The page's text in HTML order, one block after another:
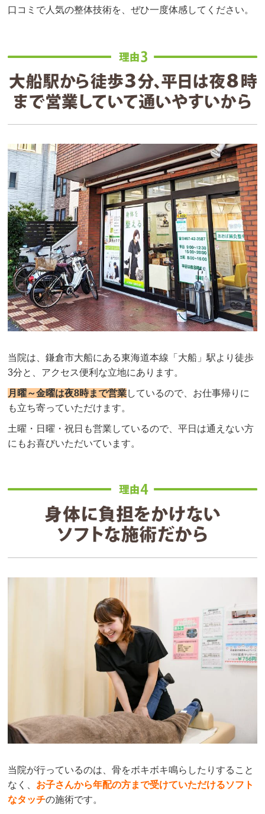
口コミで人気の整体技術を、ぜひ一度体感してください。
当院は、鎌倉市大船にある東海道本線「大船」駅より徒歩
3分と、アクセス便利な立地にあります。
月曜～金曜は夜8時まで営業しているので、お仕事帰りに
も立ち寄っていただけます。
土曜・日曜・祝日も営業しているので、平日は通えない方
にもお喜びいただいています。
当院が行っているのは、骨をボキボキ鳴らしたりすること
なく、 お子さんから年配の方まで受けていただけるソフト
なタッチの施術です。